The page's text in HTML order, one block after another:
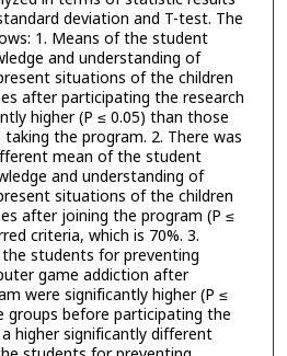
deviation and T-test. The
1. Means of the student
and understanding of
situations of the children
after participating the research
higher (P ≤ 0.05) than those
the program. 2. There was
mean of the student
and understanding of
situations of the children
after joining the program (P ≤
criteria, which is 70%. 3.
students for preventing
game addiction after
were significantly higher (P ≤
before participating the
higher significantly different